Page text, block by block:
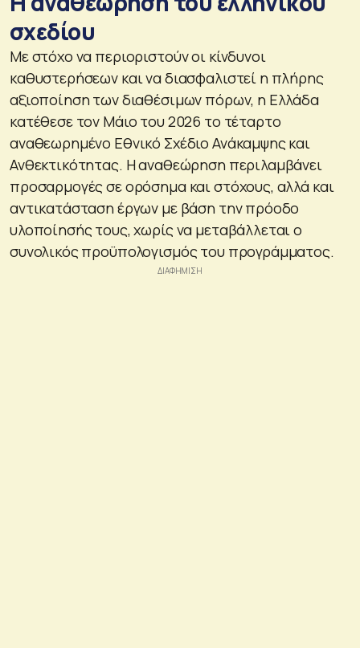
σχεδίου
Με στόχο να περιοριστούν οι κίνδυνοι
καθυστερήσεων και να διασφαλιστεί η πλήρης
αξιοποίηση των διαθέσιμων πόρων, η Ελλάδα
κατέθεσε τον Μάιο του 2026 το τέταρτο
αναθεωρημένο Εθνικό Σχέδιο Ανάκαμψης και
Ανθεκτικότητας. Η αναθεώρηση περιλαμβάνει
προσαρμογές σε ορόσημα και στόχους, αλλά και
αντικατάσταση έργων με βάση την πρόοδο
υλοποίησής τους, χωρίς να μεταβάλλεται ο
συνολικός προϋπολογισμός του προγράμματος.